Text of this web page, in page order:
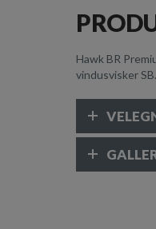
Hawk BR
vindusvisker SB.